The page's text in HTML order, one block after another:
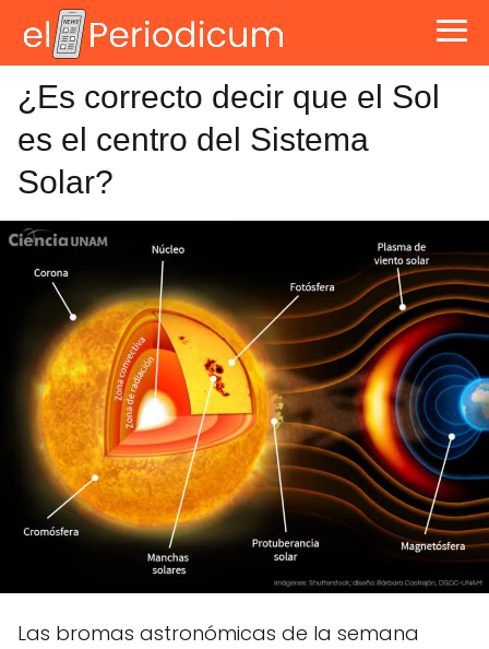
¿Es correcto decir que el Sol
es el centro del Sistema
Solar?
Las bromas astronómicas de la semana